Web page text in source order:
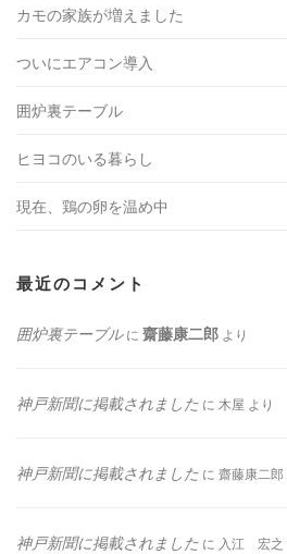
カモの家族が増えました
ついにエアコン導入
囲炉裏テーブル
ヒヨコのいる暮らし
現在、鶏の卵を温め中
最近のコメント
囲炉裏テーブルに 齋藤康二郎 より
神戸新聞に掲載されました に 木屋 より
神戸新聞に掲載されました に 齋藤康二郎
神戸新聞に掲載されました に 入江 宏之